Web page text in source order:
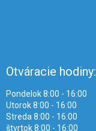
Otváracie hodiny:
Pondelok 8:00 - 16:00
Utorok 8:00 - 16:00
Streda 8:00 - 16:00
štvrtok 8:00 - 16:00